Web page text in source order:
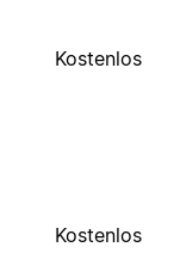
Kostenlos
Kostenlos